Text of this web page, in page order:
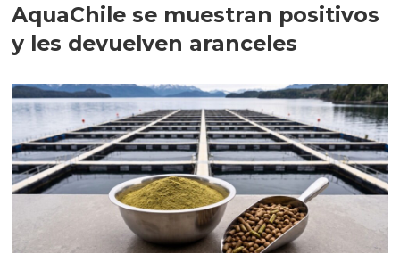
AquaChile se muestran positivos
y les devuelven aranceles